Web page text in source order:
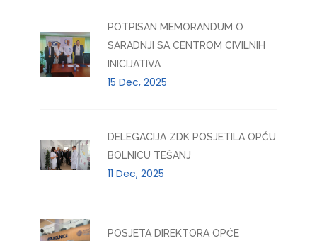
POTPISAN MEMORANDUM O
SARADNJI SA CENTROM CIVILNIH
INICIJATIVA
15 Dec, 2025
DELEGACIJA ZDK POSJETILA OPĆU
BOLNICU TEŠANJ
11 Dec, 2025
POSJETA DIREKTORA OPĆE